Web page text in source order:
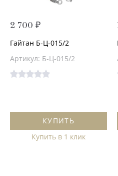
2 700 ₽
Гайтан Б-Ц-015/2
Артикул: Б-Ц-015/2
КУПИТЬ
Купить в 1 клик